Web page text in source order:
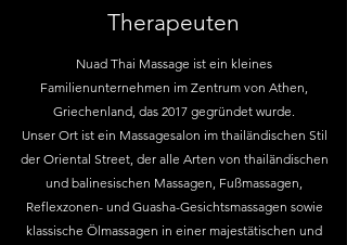
Therapeuten
Nuad Thai Massage ist ein kleines
Familienunternehmen im Zentrum von Athen,
Griechenland, das 2017 gegründet wurde.
Unser Ort ist ein Massagesalon im thailändischen Stil
der Oriental Street, der alle Arten von thailändischen
und balinesischen Massagen, Fußmassagen,
Reflexzonen- und Guasha-Gesichtsmassagen sowie
klassische Ölmassagen in einer majestätischen und